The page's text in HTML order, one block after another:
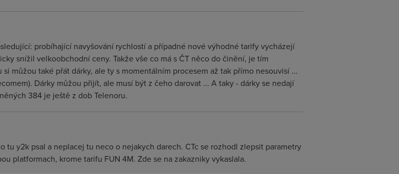
probíhající navyšování rychlostí a případné nové výhodné tarify vycházejí
snížil velkoobchodní ceny. Takže vše co má s ČT něco do činění, je tím
můžou také přát dárky, ale ty s momentálním procesem až tak přímo nesouvisí ...
Dárky můžou přijít, ale musí být z čeho darovat ... A taky - dárky se nedají
384 je ještě z dob Telenoru.
tu y2k psal a neplacej tu neco o nejakych darech. CTc se rozhodl zlepsit parametry
platformach, krome tarifu FUN 4M. Zde se na zakazniky vykaslala.